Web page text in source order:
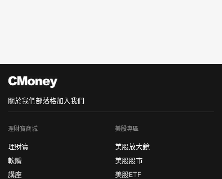
關於我們部落格加入我們
理財寶商城
理財寶
軟體
講座
美股專區
美股放大鏡
美股股市
美股ETF